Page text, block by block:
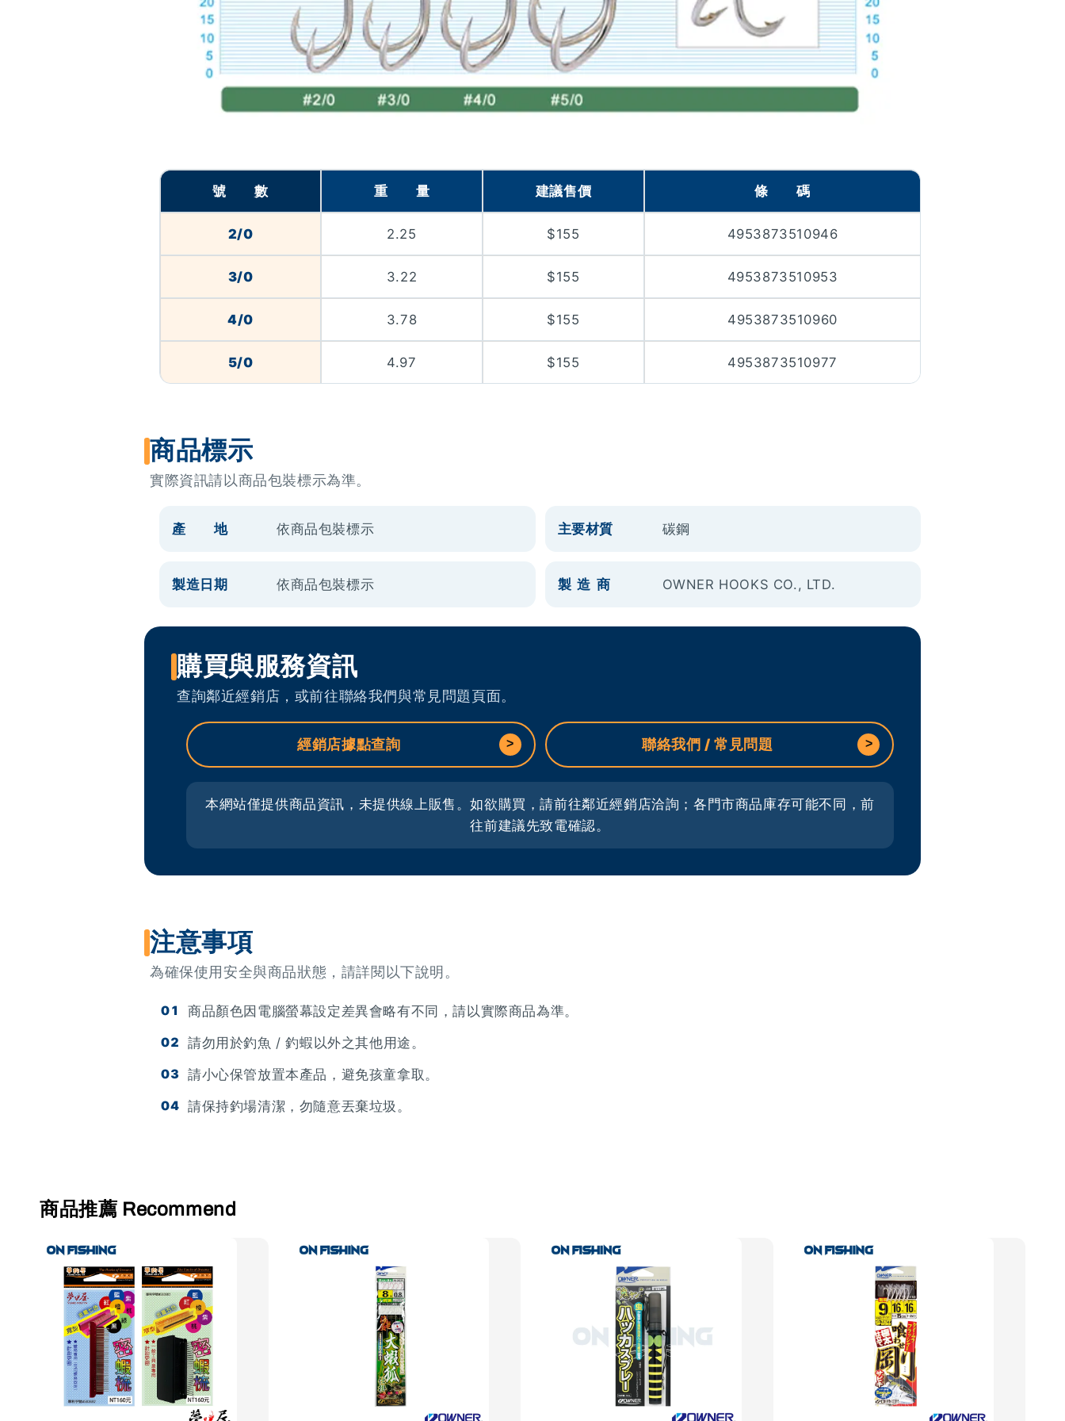
號 數 重 量 建議售價 條 碼
2/0 2.25 $155 4953873510946
3/0 3.22 $155 4953873510953
4/0 3.78 $155 4953873510960
5/0 4.97 $155 4953873510977
商品標示
實際資訊請以商品包裝標示為準。
產 地 依商品包裝標示 主要材質 碳鋼
製造日期 依商品包裝標示 製 造 商 OWNER HOOKS CO., LTD.
購買與服務資訊
查詢鄰近經銷店，或前往聯絡我們與常見問題頁面。
經銷店據點查詢 聯絡我們 / 常見問題
本網站僅提供商品資訊，未提供線上販售。如欲購買，請前往鄰近經銷店洽詢；各門市商品庫存可能不同，前
往前建議先致電確認。
注意事項
為確保使用安全與商品狀態，請詳閱以下說明。
商品顏色因電腦螢幕設定差異會略有不同，請以實際商品為準。
請勿用於釣魚 / 釣蝦以外之其他用途。
請小心保管放置本產品，避免孩童拿取。
請保持釣場清潔，勿隨意丟棄垃圾。
商品推薦 Recommend